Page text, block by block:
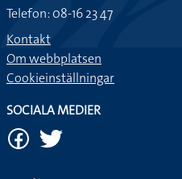
Telefon: 08-16 23 47
Kontakt
Om webbplatsen
Cookieinställningar
SOCIALA MEDIER